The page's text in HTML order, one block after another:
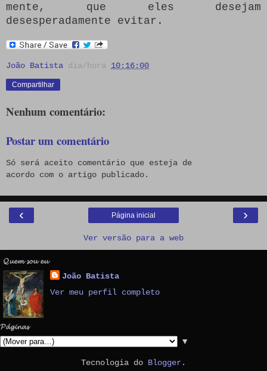
mente, que eles desejam
desesperadamente evitar.
João Batista dia/hora 10:16:00
Compartilhar
Nenhum comentário:
Postar um comentário
Só será aceito comentário que esteja de
acordo com o artigo publicado.
‹ ›
Página inicial
Ver versão para a web
𝓠𝓾𝓮𝓶 𝓼𝓸𝓾 𝓮𝓾
João Batista
Ver meu perfil completo
𝓟𝓪́𝓰𝓲𝓷𝓪𝓼
▼
Tecnologia do Blogger.